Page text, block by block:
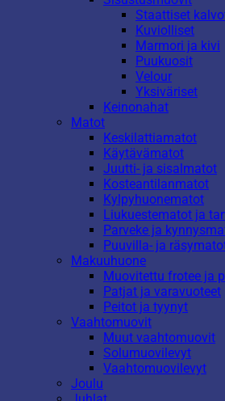
Staattiset
Kuviolliset
Marmori ja kivi
Puukuosit
Velour
Yksiväriset
Keinonahat
Matot
Keskilattiamatot
Käytävämatot
Juutti- ja sisalmatot
Kosteantilanmatot
Kylpyhuonematot
Liukuestematot ja
Parveke ja
Puuvilla- ja
Makuuhuone
Muovitettu frotee ja
Patjat ja varavuoteet
Peitot ja tyynyt
Vaahtomuovit
Muut vaahtomuovit
Solumuovilevyt
Vaahtomuovilevyt
Joulu